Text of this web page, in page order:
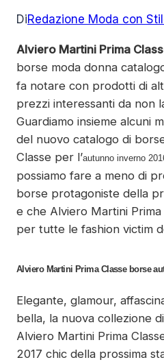
DiRedazione Moda con
Alviero Martini Prima
borse moda donna
fa notare con prodotti di
prezzi interessanti da non
Guardiamo insieme alcuni
del nuovo catalogo di
Classe per l’autunno inverno
possiamo fare a meno di
borse protagoniste della
e che Alviero Martini
per tutte le fashion victim
Alviero Martini Prima Classe borse
Elegante, glamour,
bella, la nuova collezione
Alviero Martini Prima
2017 chic della prossima